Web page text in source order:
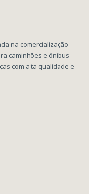
na comercialização
caminhões e ônibus
com alta qualidade e